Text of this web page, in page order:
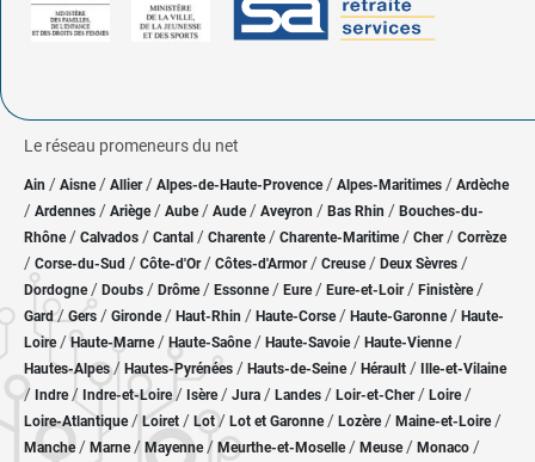
Le réseau promeneurs du net
Ain / Aisne/ Allier/ Alpes-de-Haute-Provence / Alpes-Maritimes / Ardèche
/ Ardennes / Ariège/ Aube/ Aude / Aveyron / Bas Rhin / Bouches-du-
Rhône/ Calvados / Cantal / Charente / Charente-Maritime/ Cher / Corrèze
/ Corse-du-Sud / Côte-d'Or / Côtes-d'Armor/ Creuse/ Deux Sèvres /
Dordogne/ Doubs / Drôme/ Essonne / Eure/ Eure-et-Loir / Finistère/
Gard/Gers / Gironde/ Haut-Rhin / Haute-Corse/ Haute-Garonne/ Haute-
Loire/Haute-Marne/ Haute-Saône/ Haute-Savoie/ Haute-Vienne/
Hautes-Alpes/ Hautes-Pyrénées / Hauts-de-Seine/ Hérault / Ille-et-Vilaine
/ Indre/ Indre-et-Loire/ Isère/ Jura / Landes / Loir-et-Cher/ Loire/
Loire-Atlantique/ Loiret / Lot/ Lot et Garonne/ Lozère / Maine-et-Loire/
Manche/ Marne/ Mayenne/ Meurthe-et-Moselle/ Meuse/ Monaco /